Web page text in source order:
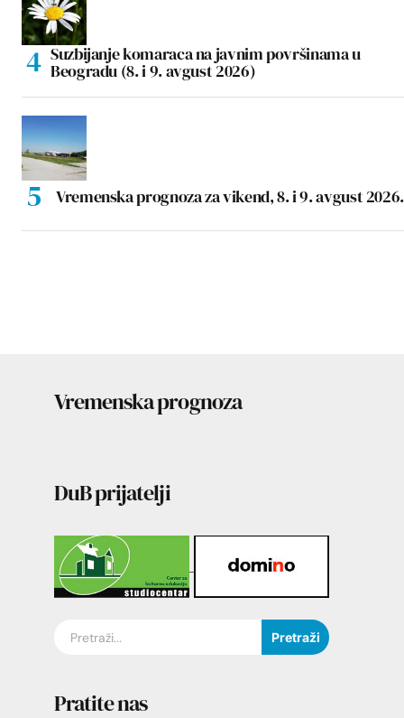
Suzbijanje komaraca na javnim površinama u
Beogradu (8. i 9. avgust 2026)
Vremenska prognoza za vikend, 8. i 9. avgust 2026.
Vremenska prognoza
DuB prijatelji
Pretraži
Pratite nas